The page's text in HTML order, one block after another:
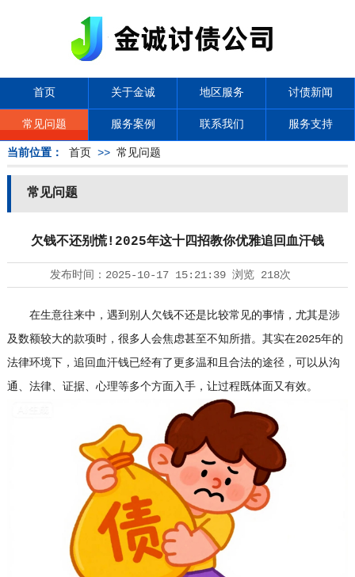
首页 关于金诚 地区服务 讨债新闻
常见问题 服务案例 联系我们 服务支持
当前位置： 首页 >> 常见问题
常见问题
欠钱不还别慌!2025年这十四招教你优雅追回血汗钱
发布时间： 2025-10-17 15:21:39浏览 218次
在生意往来中，遇到别人欠钱不还是比较常见的事情，尤其是涉
及数额较大的款项时，很多人会焦虑甚至不知所措。其实在2025年的
法律环境下，追回血汗钱已经有了更多温和且合法的途径，可以从沟
通、法律、证据、心理等多个方面入手，让过程既体面又有效。